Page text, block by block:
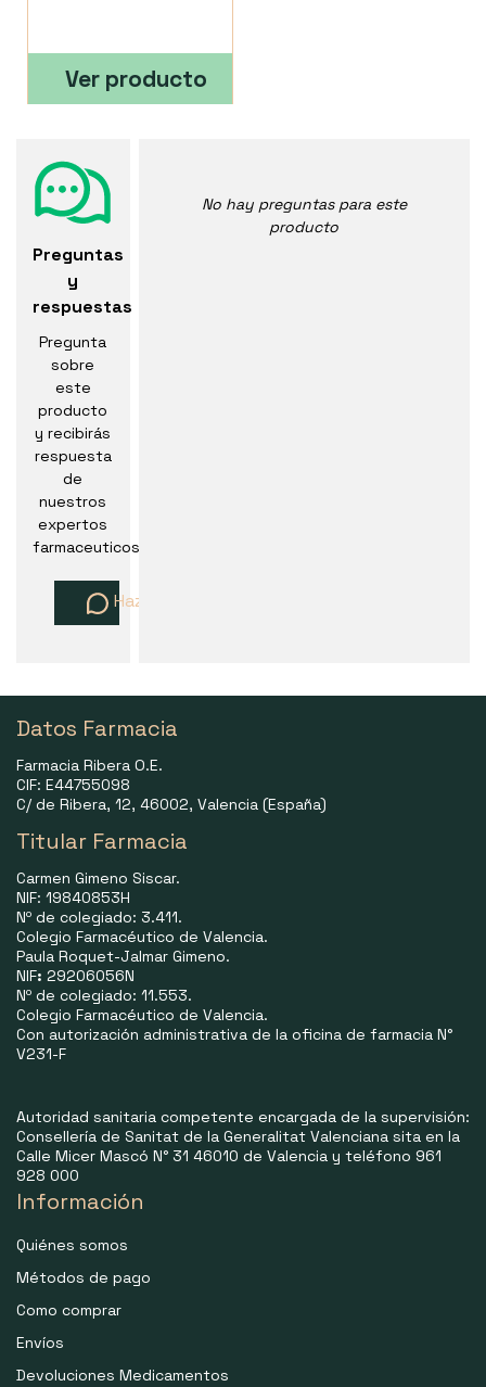
Ver producto
Preguntas
y
respuestas
Pregunta
sobre
este
producto
y recibirás
respuesta
de
nuestros
expertos
farmaceuticos
Haz una pregunta
No hay preguntas para este
producto
Datos Farmacia
Farmacia Ribera O.E.
CIF: E44755098
C/ de Ribera, 12, 46002, Valencia (España)
Titular Farmacia
Carmen Gimeno Siscar.
NIF: 19840853H
Nº de colegiado: 3.411.
Colegio Farmacéutico de Valencia.
Paula Roquet-Jalmar Gimeno.
NIF: 29206056N
Nº de colegiado: 11.553.
Colegio Farmacéutico de Valencia.
Con autorización administrativa de la oficina de farmacia N°
V231-F
Autoridad sanitaria competente encargada de la supervisión:
Consellería de Sanitat de la Generalitat Valenciana sita en la
Calle Micer Mascó N° 31 46010 de Valencia y teléfono 961
928 000
Información
Quiénes somos
Métodos de pago
Como comprar
Envíos
Devoluciones Medicamentos